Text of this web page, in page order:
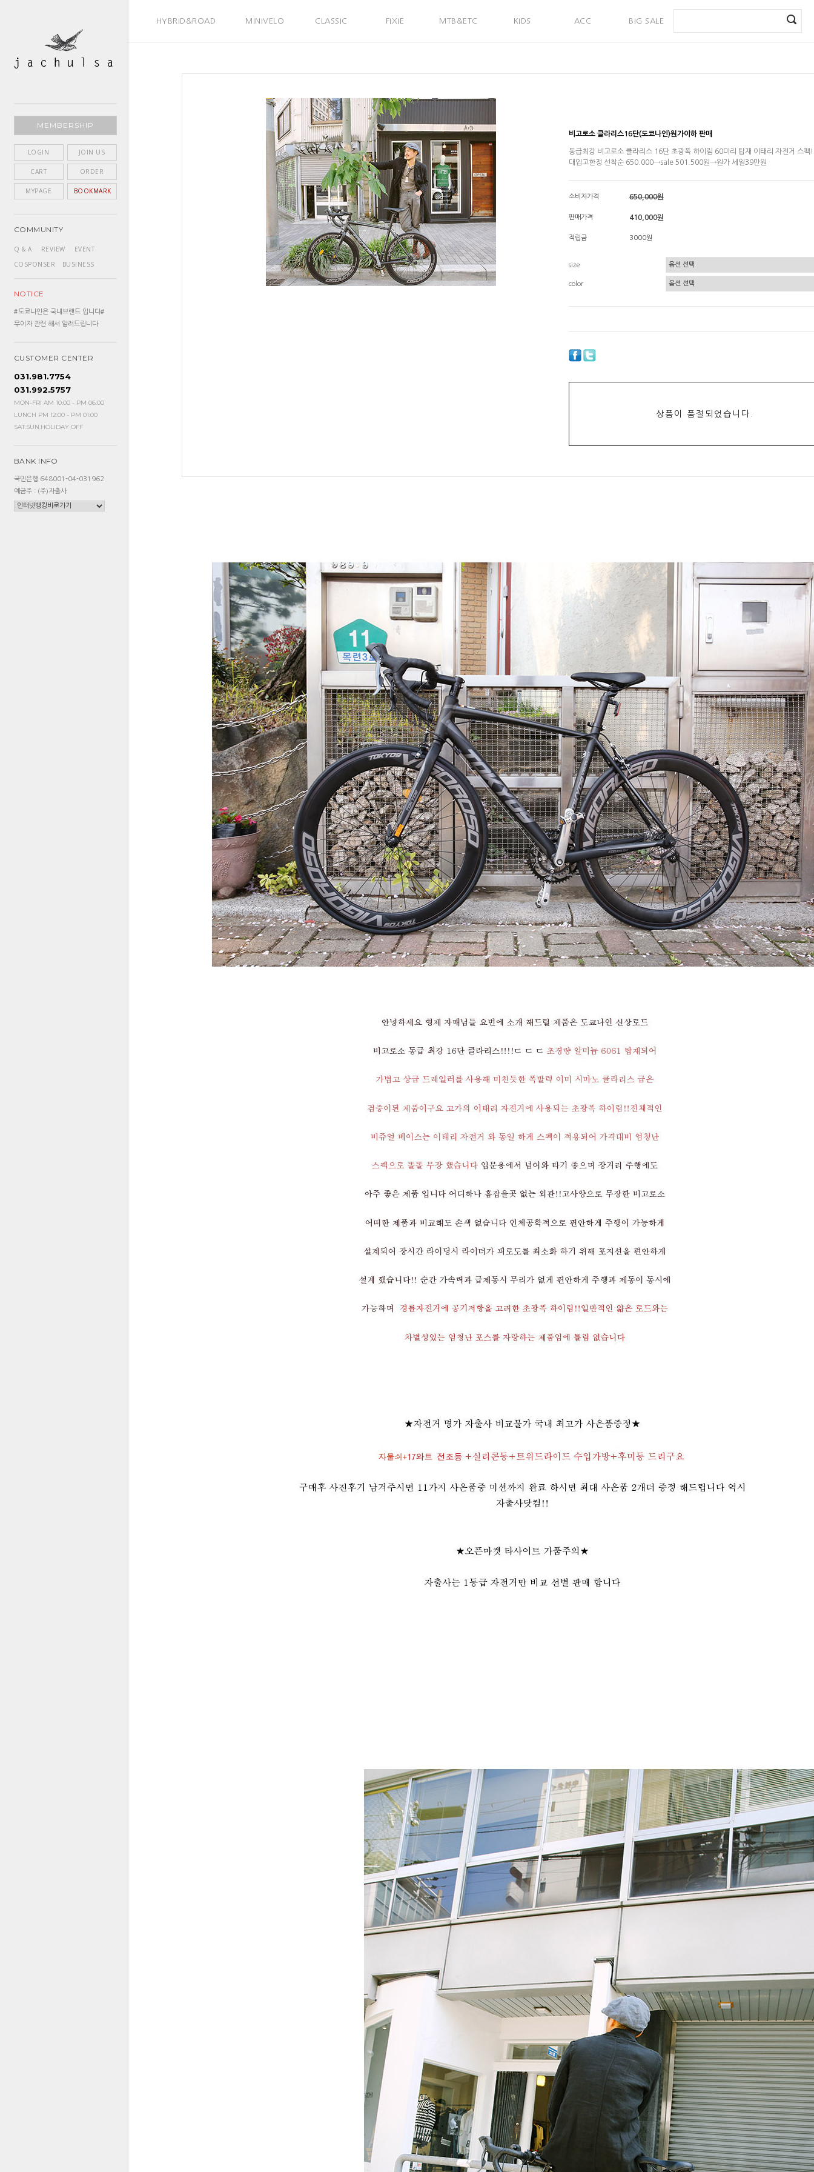
HYBRID&ROAD MINIVELO CLASSIC FIXIE MTB&ETC KIDS ACC BIG SALE
MEMBERSHIP
LOGIN JOIN US
CART ORDER
MYPAGE BOOKMARK
COMMUNITY
Q & A REVIEW
EVENT
COSPONSER
BUSINESS
NOTICE
#도쿄나인은 국내브랜드 입니다#
무이자 관련 해서 알려드립니다
CUSTOMER CENTER
031.981.7754
031.992.5757
MON-FRI AM 10:00 - PM 06:00
LUNCH PM 12:00 - PM 01:00
SAT.SUN.HOLIDAY OFF
BANK INFO
국민은행 648001-04-031962
예금주 : (주)자출사
비고로소 클라리스16단(도쿄나인)원가이하 판매
동급최강 비고로소 클라리스 16단 초광폭 하이림 60미리 탑재 이태리 자전거 스
대입고한정 선착순 650.000→sale 501.500원→원가 세일39만원
소비자가격 650,000원
판매가격 410,000원
적립금 3000원
size
color
상품이 품절되었습니다.